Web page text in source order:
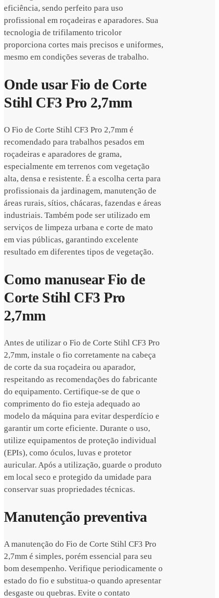
eficiência, sendo perfeito para uso
profissional em roçadeiras e aparadores. Sua
tecnologia de trifilamento tricolor
proporciona cortes mais precisos e uniformes,
mesmo em condições severas de trabalho.
Onde usar Fio de Corte
Stihl CF3 Pro 2,7mm
O Fio de Corte Stihl CF3 Pro 2,7mm é
recomendado para trabalhos pesados em
roçadeiras e aparadores de grama,
especialmente em terrenos com vegetação
alta, densa e resistente. É a escolha certa para
profissionais da jardinagem, manutenção de
áreas rurais, sítios, chácaras, fazendas e áreas
industriais. Também pode ser utilizado em
serviços de limpeza urbana e corte de mato
em vias públicas, garantindo excelente
resultado em diferentes tipos de vegetação.
Como manusear Fio de
Corte Stihl CF3 Pro
2,7mm
Antes de utilizar o Fio de Corte Stihl CF3 Pro
2,7mm, instale o fio corretamente na cabeça
de corte da sua roçadeira ou aparador,
respeitando as recomendações do fabricante
do equipamento. Certifique-se de que o
comprimento do fio esteja adequado ao
modelo da máquina para evitar desperdício e
garantir um corte eficiente. Durante o uso,
utilize equipamentos de proteção individual
(EPIs), como óculos, luvas e protetor
auricular. Após a utilização, guarde o produto
em local seco e protegido da umidade para
conservar suas propriedades técnicas.
Manutenção preventiva
A manutenção do Fio de Corte Stihl CF3 Pro
2,7mm é simples, porém essencial para seu
bom desempenho. Verifique periodicamente o
estado do fio e substitua-o quando apresentar
desgaste ou quebras. Evite o contato